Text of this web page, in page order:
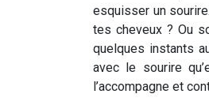
esquisser un
tes cheveux ? Ou
quelques instants
avec le sourire
l’accompagne et